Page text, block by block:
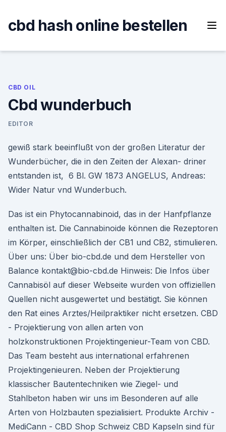
content
cbd hash online bestellen
CBD OIL
Cbd wunderbuch
EDITOR
gewiß stark beeinflußt von der großen Literatur der
Wunderbücher, die in den Zeiten der Alexan- driner
entstanden ist, 6 Bl. GW 1873 ANGELUS, Andreas:
Wider Natur vnd Wunderbuch.
Das ist ein Phytocannabinoid, das in der Hanfpflanze
enthalten ist. Die Cannabinoide können die Rezeptoren
im Körper, einschließlich der CB1 und CB2, stimulieren.
Über uns: Über bio-cbd.de und dem Hersteller von
Balance kontakt@bio-cbd.de Hinweis: Die Infos über
Cannabisöl auf dieser Webseite wurden von offiziellen
Quellen nicht ausgewertet und bestätigt. Sie können
den Rat eines Arztes/Heilpraktiker nicht ersetzen. CBD
- Projektierung von allen arten von
holzkonstruktionen Projektingenieur-Team von CBD.
Das Team besteht aus international erfahrenen
Projektingenieuren. Neben der Projektierung
klassischer Bautentechniken wie Ziegel- und
Stahlbeton haben wir uns im Besonderen auf alle
Arten von Holzbauten spezialisiert. Produkte Archiv -
MediCann - CBD Shop Schweiz CBD Kapseln sind für